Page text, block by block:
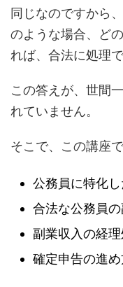
同じなのですから
のような場合、ど
れば、合法に処理
この答えが、世間
れていません。
そこで、この講座
公務員に特化し
合法な公務員
副業収入の経
確定申告の進